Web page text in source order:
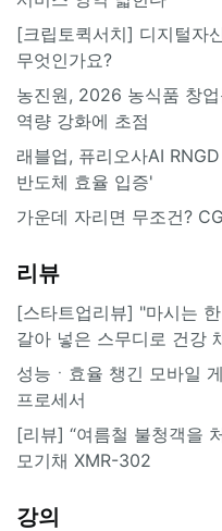
[크립토퀵서치] 디지털자
무엇인가요?
농진원, 2026 농식품 창업
역량 강화에 초점
래블업, 퓨리오사AI
반도체 효율 입증'
가운데 자리면 무조건?
리뷰
[스타트업리뷰] "마시는
갈아 넣은 스무디로 건강
성능ㆍ효율 챙긴 모바일
프로세서
[리뷰] “여름철 불청객을
모기채 XMR-302
강의